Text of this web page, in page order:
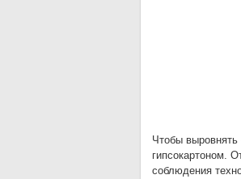
Чтобы выровнять
гипсокартоном.
соблюдения